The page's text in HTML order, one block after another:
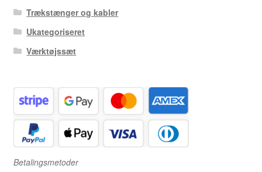
Trækstænger og kabler
Ukategoriseret
Værktøjssæt
Betalingsmetoder